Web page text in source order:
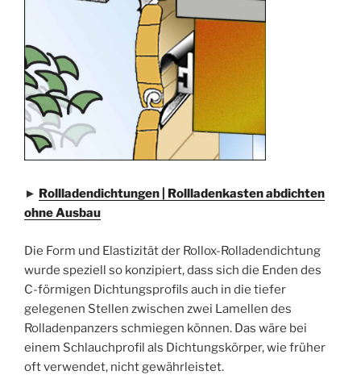
► Rollladendichtungen | Rollladenkasten abdichten
ohne Ausbau
Die Form und Elastizität der Rollox-Rolladendichtung
wurde speziell so konzipiert, dass sich die Enden des
C-förmigen Dichtungsprofils auch in die tiefer
gelegenen Stellen zwischen zwei Lamellen des
Rolladenpanzers schmiegen können. Das wäre bei
einem Schlauchprofil als Dichtungskörper, wie früher
oft verwendet, nicht gewährleistet.